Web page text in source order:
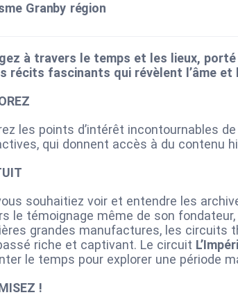
Granby région
à travers le temps et les lieux,
récits fascinants qui révèlent l’âme
les points d’intérêt incontournables
qui donnent accès à du contenu
souhaitiez voir et entendre les
le témoignage même de son fondateur,
grandes manufactures, les circuits
riche et captivant. Le circuit
le temps pour explorer une période
!